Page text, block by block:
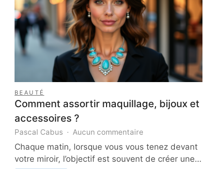
les
professionnels
BEAUTÉ
Comment assortir maquillage, bijoux et
accessoires ?
Pascal Cabus Aucun commentaire
Comment
assortir
maquillage,
Chaque matin, lorsque vous vous tenez devant
votre miroir, l’objectif est souvent de créer une…